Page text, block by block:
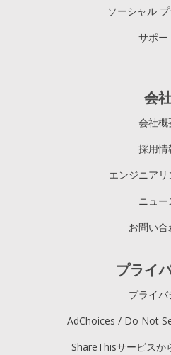
ソーシャル
サポー
会
会社概
採用情
エンジニア
ニュー
お問い合
プライ
プライバ
AdChoices / Do Not
ShareThisサービスか